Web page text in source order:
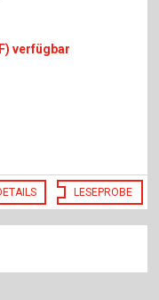
verfügbar
LESEPROBE